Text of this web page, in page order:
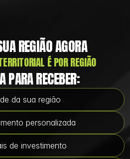
REGIÃO AGORA
É POR REGIÃO
PARA RECEBER:
da sua região
personalizada
de investimento